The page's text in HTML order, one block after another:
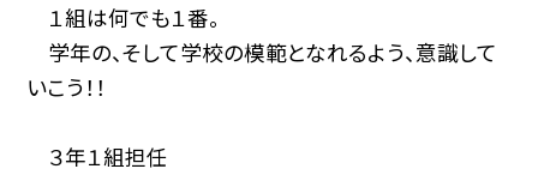
１組は何でも１番。
学年の、そして学校の模範となれるよう、意識して
いこう！！
３年１組担任